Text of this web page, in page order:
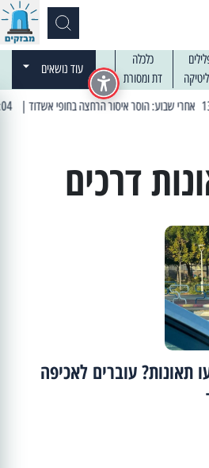
כלכלה
דת ומסורת
עוד נושאים
| 13:04 14/01/2025 עובדים בלילות: עבודות קרצוף וריבוד אספלט
דרכים
תאונות? עוברים לאכיפה